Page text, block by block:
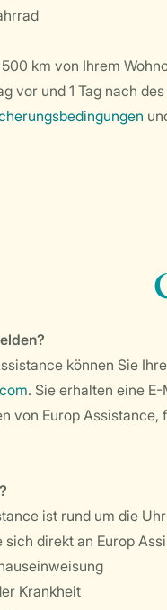
km von Ihrem
vor und 1 Tag nach
können Sie
. Sie erhalten eine
von Europ
ist rund um die
sich direkt an Europ
Krankheit